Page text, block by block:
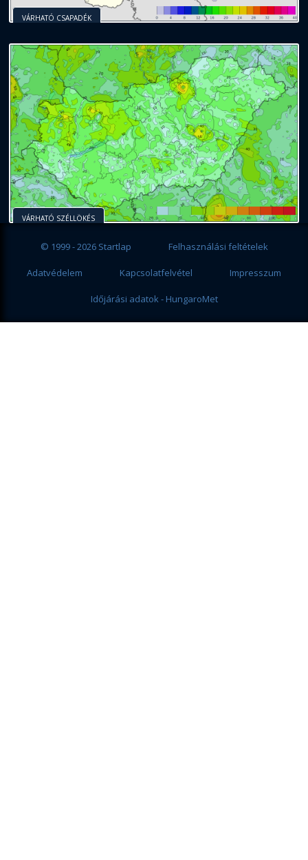
VÁRHATÓ CSAPADÉK
VÁRHATÓ SZÉLLÖKÉS
© 1999 - 2026 Startlap Felhasználási feltételek
Adatvédelem Kapcsolatfelvétel Impresszum
Időjárási adatok - HungaroMet